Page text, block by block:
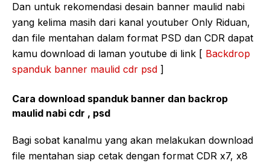
Dan untuk rekomendasi desain banner maulid nabi
yang kelima masih dari kanal youtuber Only Riduan,
dan file mentahan dalam format PSD dan CDR dapat
kamu download di laman youtube di link [ Backdrop
spanduk banner maulid cdr psd ]
Cara download spanduk banner dan backrop
maulid nabi cdr , psd
Bagi sobat kanalmu yang akan melakukan download
file mentahan siap cetak dengan format CDR x7, x8